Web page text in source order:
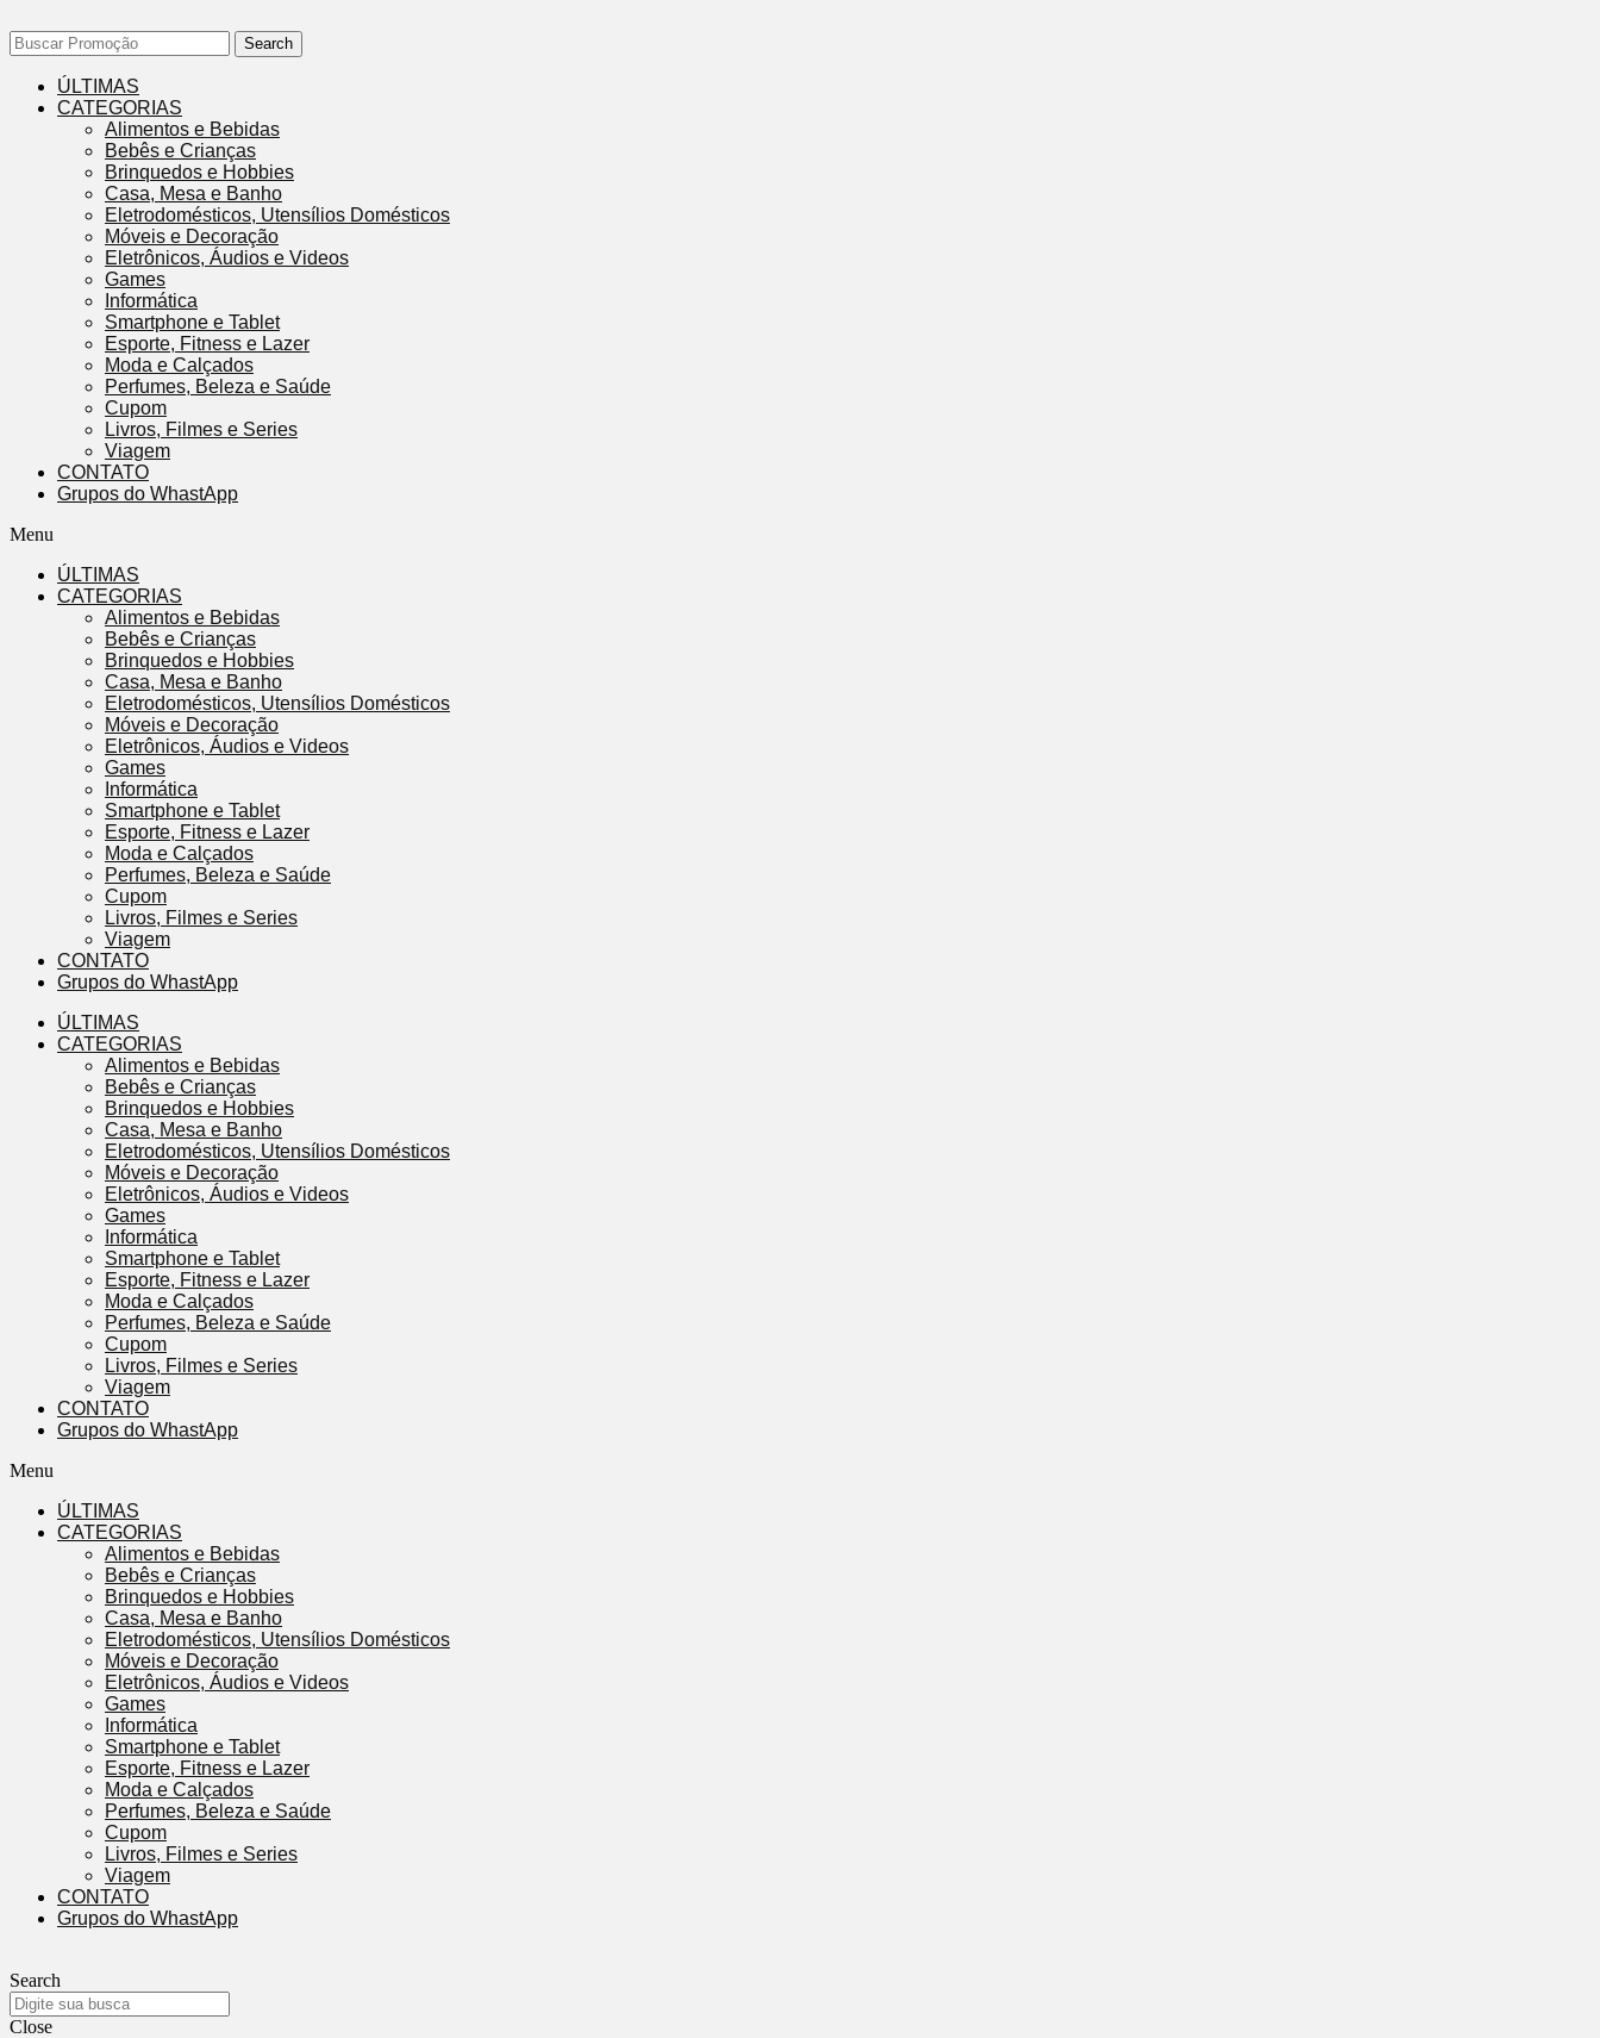
Search
ÚLTIMAS
CATEGORIAS
Alimentos e Bebidas
Bebês e Crianças
Brinquedos e Hobbies
Casa, Mesa e Banho
Eletrodomésticos, Utensílios Domésticos
Móveis e Decoração
Eletrônicos, Áudios e Videos
Games
Informática
Smartphone e Tablet
Esporte, Fitness e Lazer
Moda e Calçados
Perfumes, Beleza e Saúde
Cupom
Livros, Filmes e Series
Viagem
CONTATO
Grupos do WhastApp
Menu
ÚLTIMAS
CATEGORIAS
Alimentos e Bebidas
Bebês e Crianças
Brinquedos e Hobbies
Casa, Mesa e Banho
Eletrodomésticos, Utensílios Domésticos
Móveis e Decoração
Eletrônicos, Áudios e Videos
Games
Informática
Smartphone e Tablet
Esporte, Fitness e Lazer
Moda e Calçados
Perfumes, Beleza e Saúde
Cupom
Livros, Filmes e Series
Viagem
CONTATO
Grupos do WhastApp
ÚLTIMAS
CATEGORIAS
Alimentos e Bebidas
Bebês e Crianças
Brinquedos e Hobbies
Casa, Mesa e Banho
Eletrodomésticos, Utensílios Domésticos
Móveis e Decoração
Eletrônicos, Áudios e Videos
Games
Informática
Smartphone e Tablet
Esporte, Fitness e Lazer
Moda e Calçados
Perfumes, Beleza e Saúde
Cupom
Livros, Filmes e Series
Viagem
CONTATO
Grupos do WhastApp
Menu
ÚLTIMAS
CATEGORIAS
Alimentos e Bebidas
Bebês e Crianças
Brinquedos e Hobbies
Casa, Mesa e Banho
Eletrodomésticos, Utensílios Domésticos
Móveis e Decoração
Eletrônicos, Áudios e Videos
Games
Informática
Smartphone e Tablet
Esporte, Fitness e Lazer
Moda e Calçados
Perfumes, Beleza e Saúde
Cupom
Livros, Filmes e Series
Viagem
CONTATO
Grupos do WhastApp
Search
Close